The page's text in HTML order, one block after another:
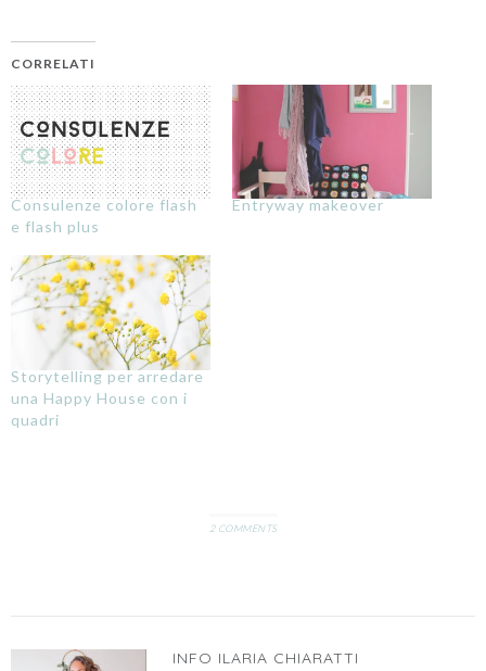
CORRELATI
Consulenze colore flash
e flash plus
Entryway makeover
Storytelling per arredare
una Happy House con i
quadri
2 COMMENTS
INFO ILARIA CHIARATTI